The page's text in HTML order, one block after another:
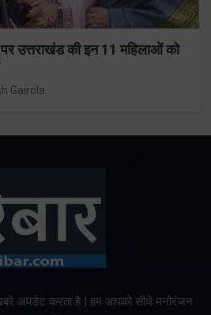
पर उत्तराखंड की इन 11 महिलाओं को
Gairola
अपडेट करता है | हम आपको सीधे मनोरंजन